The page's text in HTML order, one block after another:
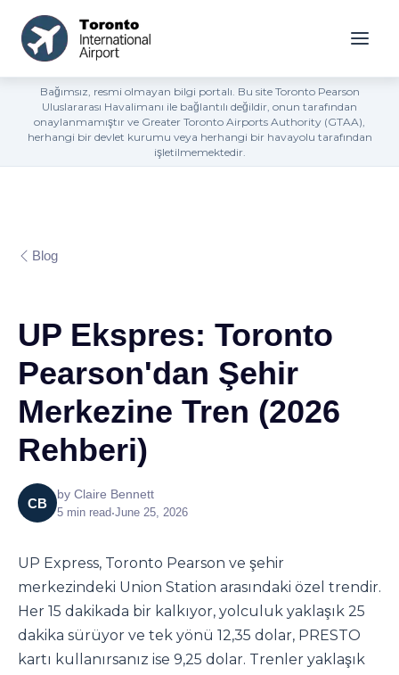
Bağımsız, resmi olmayan bilgi portalı. Bu site Toronto Pearson
Uluslararası Havalimanı ile bağlantılı değildir, onun tarafından
onaylanmamıştır ve Greater Toronto Airports Authority (GTAA),
herhangi bir devlet kurumu veya herhangi bir havayolu tarafından
işletilmemektedir.
Blog
UP Ekspres: Toronto
Pearson'dan Şehir
Merkezine Tren (2026
Rehberi)
CB
by Claire Bennett
5 min read•June 25, 2026
UP Express, Toronto Pearson ve şehir
merkezindeki Union Station arasındaki özel trendir.
Her 15 dakikada bir kalkıyor, yolculuk yaklaşık 25
dakika sürüyor ve tek yönü 12,35 dolar, PRESTO
kartı kullanırsanız ise 9,25 dolar. Trenler yaklaşık